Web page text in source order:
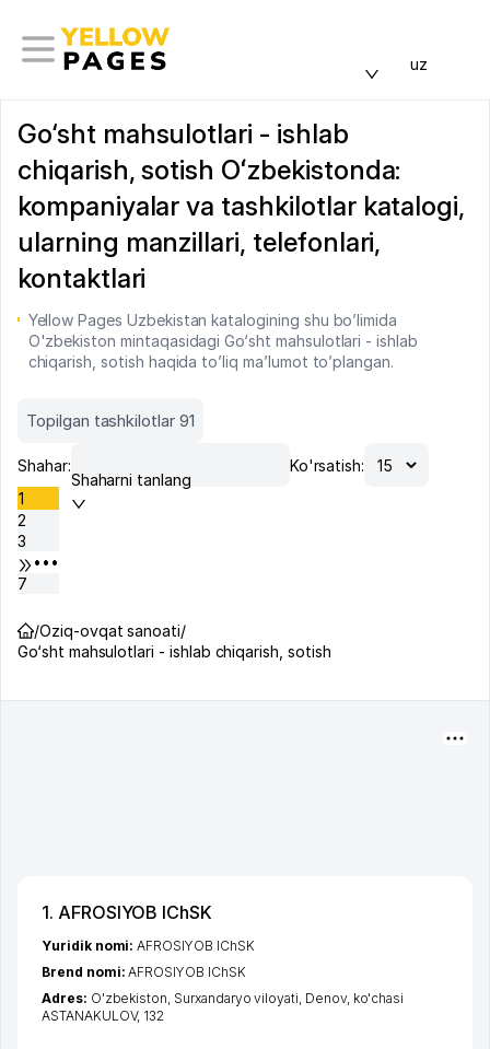
uz
Go‘sht mahsulotlari - ishlab
chiqarish, sotish Oʻzbekistonda:
kompaniyalar va tashkilotlar katalogi,
ularning manzillari, telefonlari,
kontaktlari
Yellow Pages Uzbekistan katalogining shu bo’limida
O'zbekiston mintaqasidagi Go‘sht mahsulotlari - ishlab
chiqarish, sotish haqida to’liq ma’lumot to’plangan.
Topilgan tashkilotlar 91
Shahar:
Shaharni tanlang
Ko'rsatish:
1
2
3
•••
7
/Oziq-ovqat sanoati/
Go‘sht mahsulotlari - ishlab chiqarish, sotish
1. AFROSIYOB IChSK
Yuridik nomi:AFROSIYOB IChSK
Brend nomi:AFROSIYOB IChSK
Adres: O'zbekiston, Surxandaryo viloyati Denov, ko'chasi
ASTANAKULOV, 132